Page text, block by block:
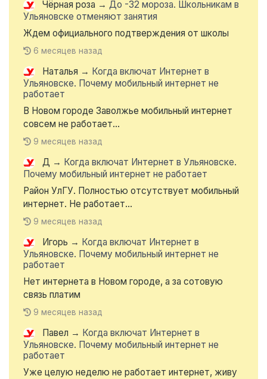
Чёрная роза → До -32 мороза. Школьникам в
Ульяновске отменяют занятия
Ждем официального подтверждения от школы
6 месяцев назад
Наталья → Когда включат Интернет в
Ульяновске. Почему мобильный интернет не
работает
В Новом городе Заволжье мобильный интернет
совсем не работает...
9 месяцев назад
Д → Когда включат Интернет в Ульяновске.
Почему мобильный интернет не работает
Район УлГУ. Полностью отсутствует мобильный
интернет. Не работает...
9 месяцев назад
Игорь → Когда включат Интернет в
Ульяновске. Почему мобильный интернет не
работает
Нет интернета в Новом городе, а за сотовую
связь платим
9 месяцев назад
Павел → Когда включат Интернет в
Ульяновске. Почему мобильный интернет не
работает
Уже целую неделю не работает интернет, живу